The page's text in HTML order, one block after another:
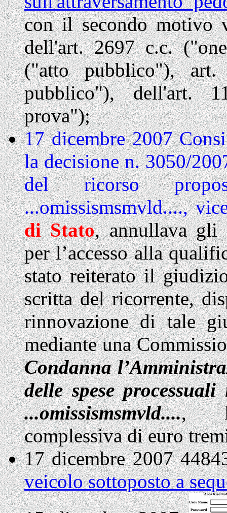
con il secondo motivo
dell'art. 2697 c.c.
("atto pubblico"),
pubblico"), dell'art.
prova");
17 dicembre 2007
la decisione n. 3050/
del ricorso
...omissismsmvld....,
di Stato, annullava gli
per l’accesso alla
stato reiterato il
scritta del ricorrente,
rinnovazione di tale
mediante una
Condanna
delle spese
...omissismsmvld....,
complessiva di euro
17 dicembre 2007
veicolo sottoposto a